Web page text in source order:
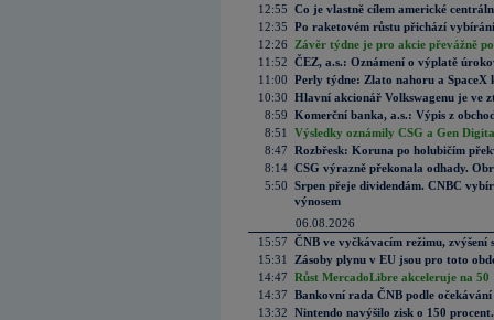
12:55 Co je vlastně cílem americké
12:35 Po raketovém růstu přichází
12:26
Závěr týdne je pro akcie převážně
11:52 ČEZ, a.s.: Oznámení o výplatě
11:00 Perly týdne: Zlato nahoru a SpaceX
10:30 Hlavní akcionář Volkswagenu je ve
8:59 Komerční banka, a.s.: Výpis z
8:51
Výsledky oznámily CSG a Gen
8:47 Rozbřesk: Koruna po holubičím
8:14 CSG výrazně překonala odhady.
5:50 Srpen přeje dividendám. CNBC
výnosem
06.08.2026
15:57 ČNB ve vyčkávacím režimu, zvýšení
15:31
Zásoby plynu v EU jsou pro toto
14:47 Růst MercadoLibre akceleruje na
14:37 Bankovní rada ČNB podle
13:32 Nintendo navýšilo zisk o 150